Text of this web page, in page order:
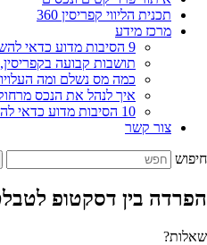
תכנית הליווי קפריסין 360
מרכז מידע
9 הסיבות מדוע כדאי להשקיע בקפריסין
תושבות קבועה
כמה מס נשלם ומה
איך לנהל את הנכס
10 הסיבות מדוע כדאי להשקיע בדירה חדשה בחו”ל בשלב הפריסייל
צור קשר
חיפוש
הפרדה בין דסקטופ
שאלות?